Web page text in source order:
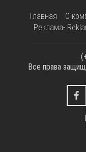
Главная О
Реклама-
Все права